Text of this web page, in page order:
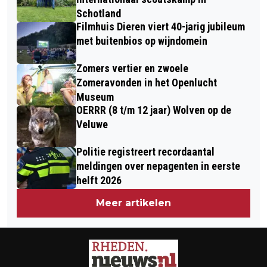
ESTHER HILLEN (48), DIEREN
Schotland
Filmhuis Dieren viert 40-jarig jubileum
met buitenbios op wijndomein
Zomers vertier en zwoele
Zomeravonden in het Openlucht
Museum
OERRR (8 t/m 12 jaar) Wolven op de
Veluwe
Politie registreert recordaantal
meldingen over nepagenten in eerste
helft 2026
Meer artikelen